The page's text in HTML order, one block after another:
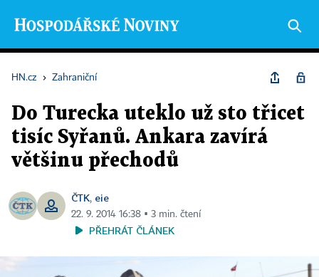
HN.cz › Zahraniční
Do Turecka uteklo už sto třicet
tisíc Syřanů. Ankara zavírá
většinu přechodů
ČTK, eie
22. 9. 2014 16:38 ▪ 3 min. čtení
PŘEHRÁT ČLÁNEK